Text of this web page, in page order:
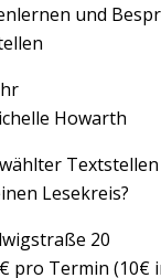
und
Howarth
Lesekreis?
20
pro Termin (10€